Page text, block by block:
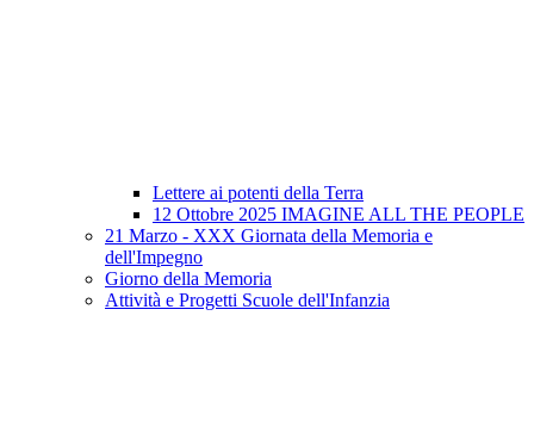
Lettere ai potenti della Terra
12 Ottobre 2025 IMAGINE ALL THE PEOPLE
21 Marzo - XXX Giornata della Memoria e
dell'Impegno
Giorno della Memoria
Attività e Progetti Scuole dell'Infanzia